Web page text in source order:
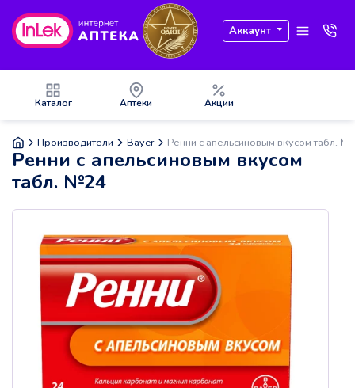
Аккаунт
Каталог Аптеки Акции
Производители Bayer Ренни с апельсиновым вкусом табл.
Ренни с апельсиновым вкусом
табл. №24